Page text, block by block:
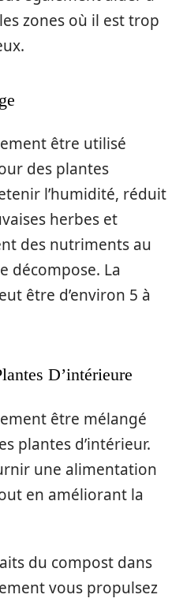
zones où il est trop
être utilisé
des plantes
l’humidité, réduit
herbes et
des nutriments au
décompose. La
être d’environ 5 à
D’intérieure
être mélangé
plantes d’intérieur.
une alimentation
en améliorant la
du compost dans
vous propulsez